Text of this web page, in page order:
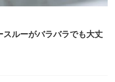
スルーがバラバラでも大丈